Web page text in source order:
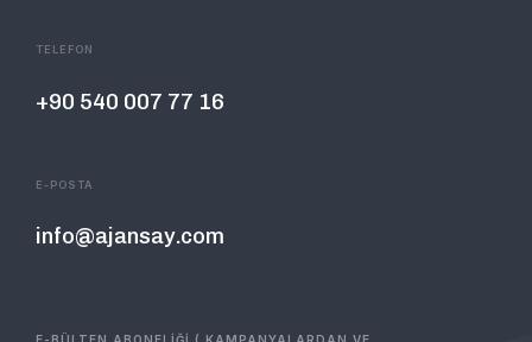
TELEFON
+90 540 007 77 16
E-POSTA
info@ajansay.com